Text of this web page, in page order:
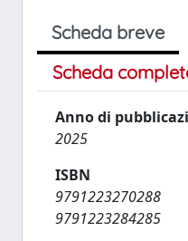
Scheda breve
Scheda
Anno di
2025
ISBN
9791223270288
9791223284285